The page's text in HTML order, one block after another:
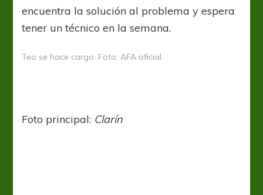
encuentra la solución al problema y espera
tener un técnico en la semana.
Teo se hace cargo. Foto: AFA oficial.
Foto principal: Clarín